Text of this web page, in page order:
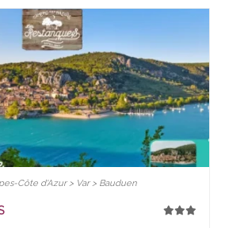
Côte d'Azur > Var > Bauduen